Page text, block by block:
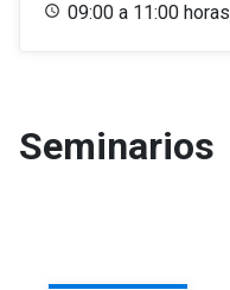
09:00 a 11:00 horas
Seminarios